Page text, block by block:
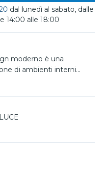
dal lunedì al sabato, dalle
14:00 alle 18:00
moderno è una
di ambienti interni
alla tecnologia LED
mentre il circuito LED
bianco, che diffonde
offre un'illuminazione
soggiorni, cucine,
ottimo rapporto qualità-
una scelta